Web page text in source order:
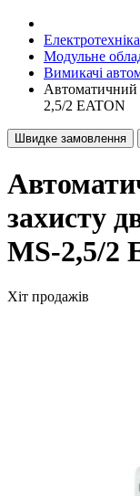
Електротехніка
Модульне
Вимикачі
Автоматичний
2,5/2 EATON
Швидке замовлення
захисту
MS-2,5/2
Хіт продажів